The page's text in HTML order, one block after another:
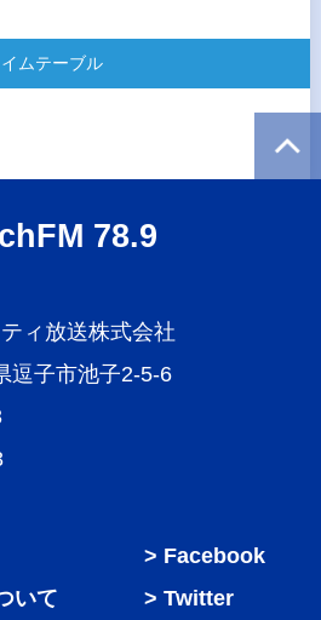
ムテーブル
78.9
ィ放送株式会社
逗子市池子2-5-6
いて
Facebook
Twitter